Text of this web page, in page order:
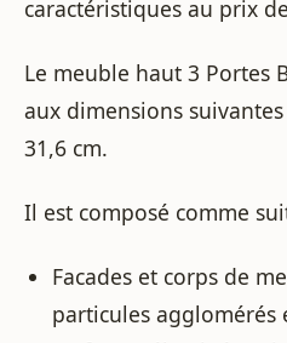
caractéristiques au prix de
Le meuble haut 3 Portes
aux dimensions
31,6 cm.
Il est composé comme
Facades et corps de
particules agglomérés